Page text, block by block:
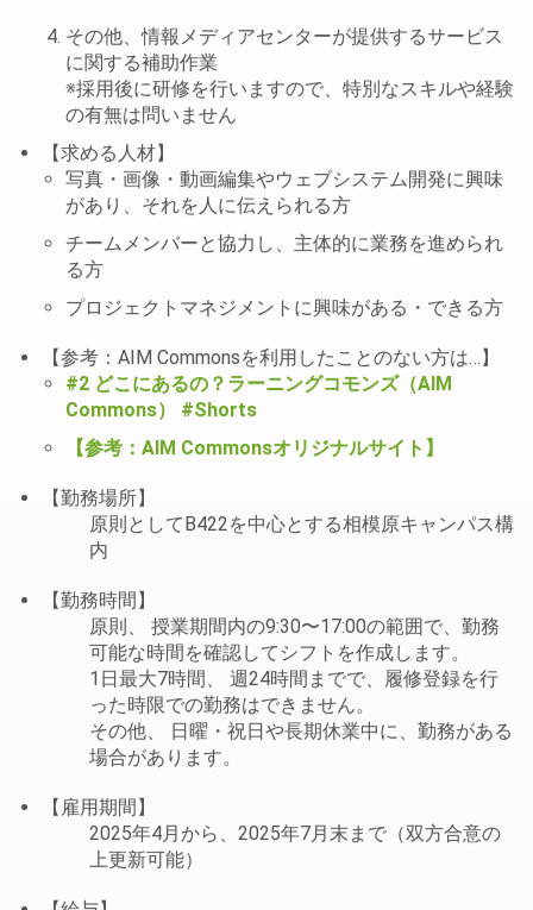
その他、情報メディアセンターが提供するサービス
に関する補助作業
※採用後に研修を行いますので、特別なスキルや経験
の有無は問いません
【求める人材】
写真・画像・動画編集やウェブシステム開発に興味
があり、それを人に伝えられる方
チームメンバーと協力し、主体的に業務を進められ
る方
プロジェクトマネジメントに興味がある・できる方
【参考：AIM Commonsを利用したことのない方は…】
#2 どこにあるの？ラーニングコモンズ（AIM
Commons） #Shorts
【参考：AIM Commonsオリジナルサイト】
【勤務場所】
原則としてB422を中心とする相模原キャンパス構
内
【勤務時間】
原則、 授業期間内の9:30〜17:00の範囲で、勤務
可能な時間を確認してシフトを作成します。
1日最大7時間、 週24時間までで、履修登録を行
った時限での勤務はできません。
その他、 日曜・祝日や長期休業中に、勤務がある
場合があります。
【雇用期間】
2025年4月から、2025年7月末まで（双方合意の
上更新可能）